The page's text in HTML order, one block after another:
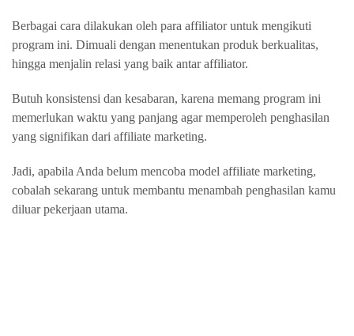
Berbagai cara dilakukan oleh para affiliator untuk mengikuti
program ini. Dimuali dengan menentukan produk berkualitas,
hingga menjalin relasi yang baik antar affiliator.
Butuh konsistensi dan kesabaran, karena memang program ini
memerlukan waktu yang panjang agar memperoleh penghasilan
yang signifikan dari affiliate marketing.
Jadi, apabila Anda belum mencoba model affiliate marketing,
cobalah sekarang untuk membantu menambah penghasilan kamu
diluar pekerjaan utama.